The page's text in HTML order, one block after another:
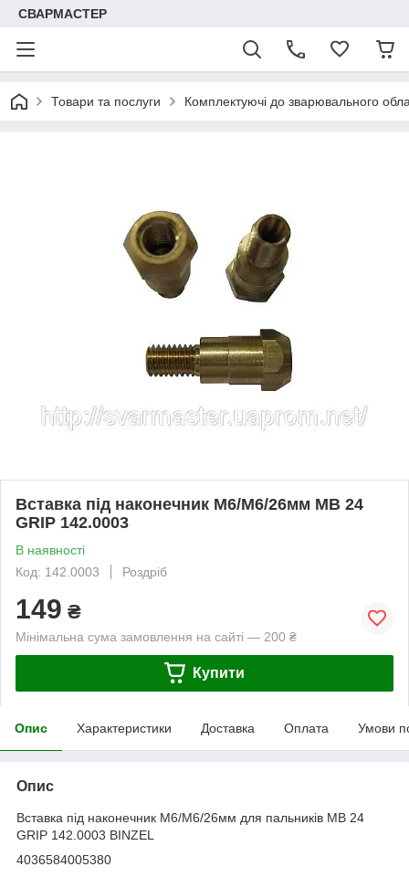
СВАРМАСТЕР
Товари та послуги Комплектуючі до зварювального
Вставка під наконечник М6/М6/26мм МВ 24
GRIP 142.0003
В наявності
Код: 142.0003
Роздріб
149 ₴
Мінімальна сума замовлення на сайті — 200 ₴
Купити
Опис Характеристики Доставка Оплата Умови
Опис
Вставка під наконечник М6/М6/26мм для пальників МВ 24
GRIP 142.0003 BINZEL
4036584005380